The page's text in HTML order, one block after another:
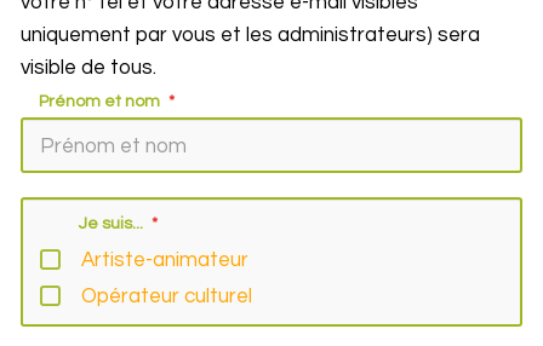
uniquement par vous et les administrateurs) sera
visible de tous.
Prénom et nom
Je suis...
Artiste-animateur
Opérateur culturel